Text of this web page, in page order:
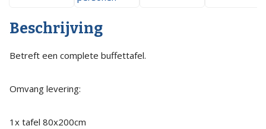
Beschrijving
Betreft een complete buffettafel.
Omvang levering:
1x tafel 80x200cm